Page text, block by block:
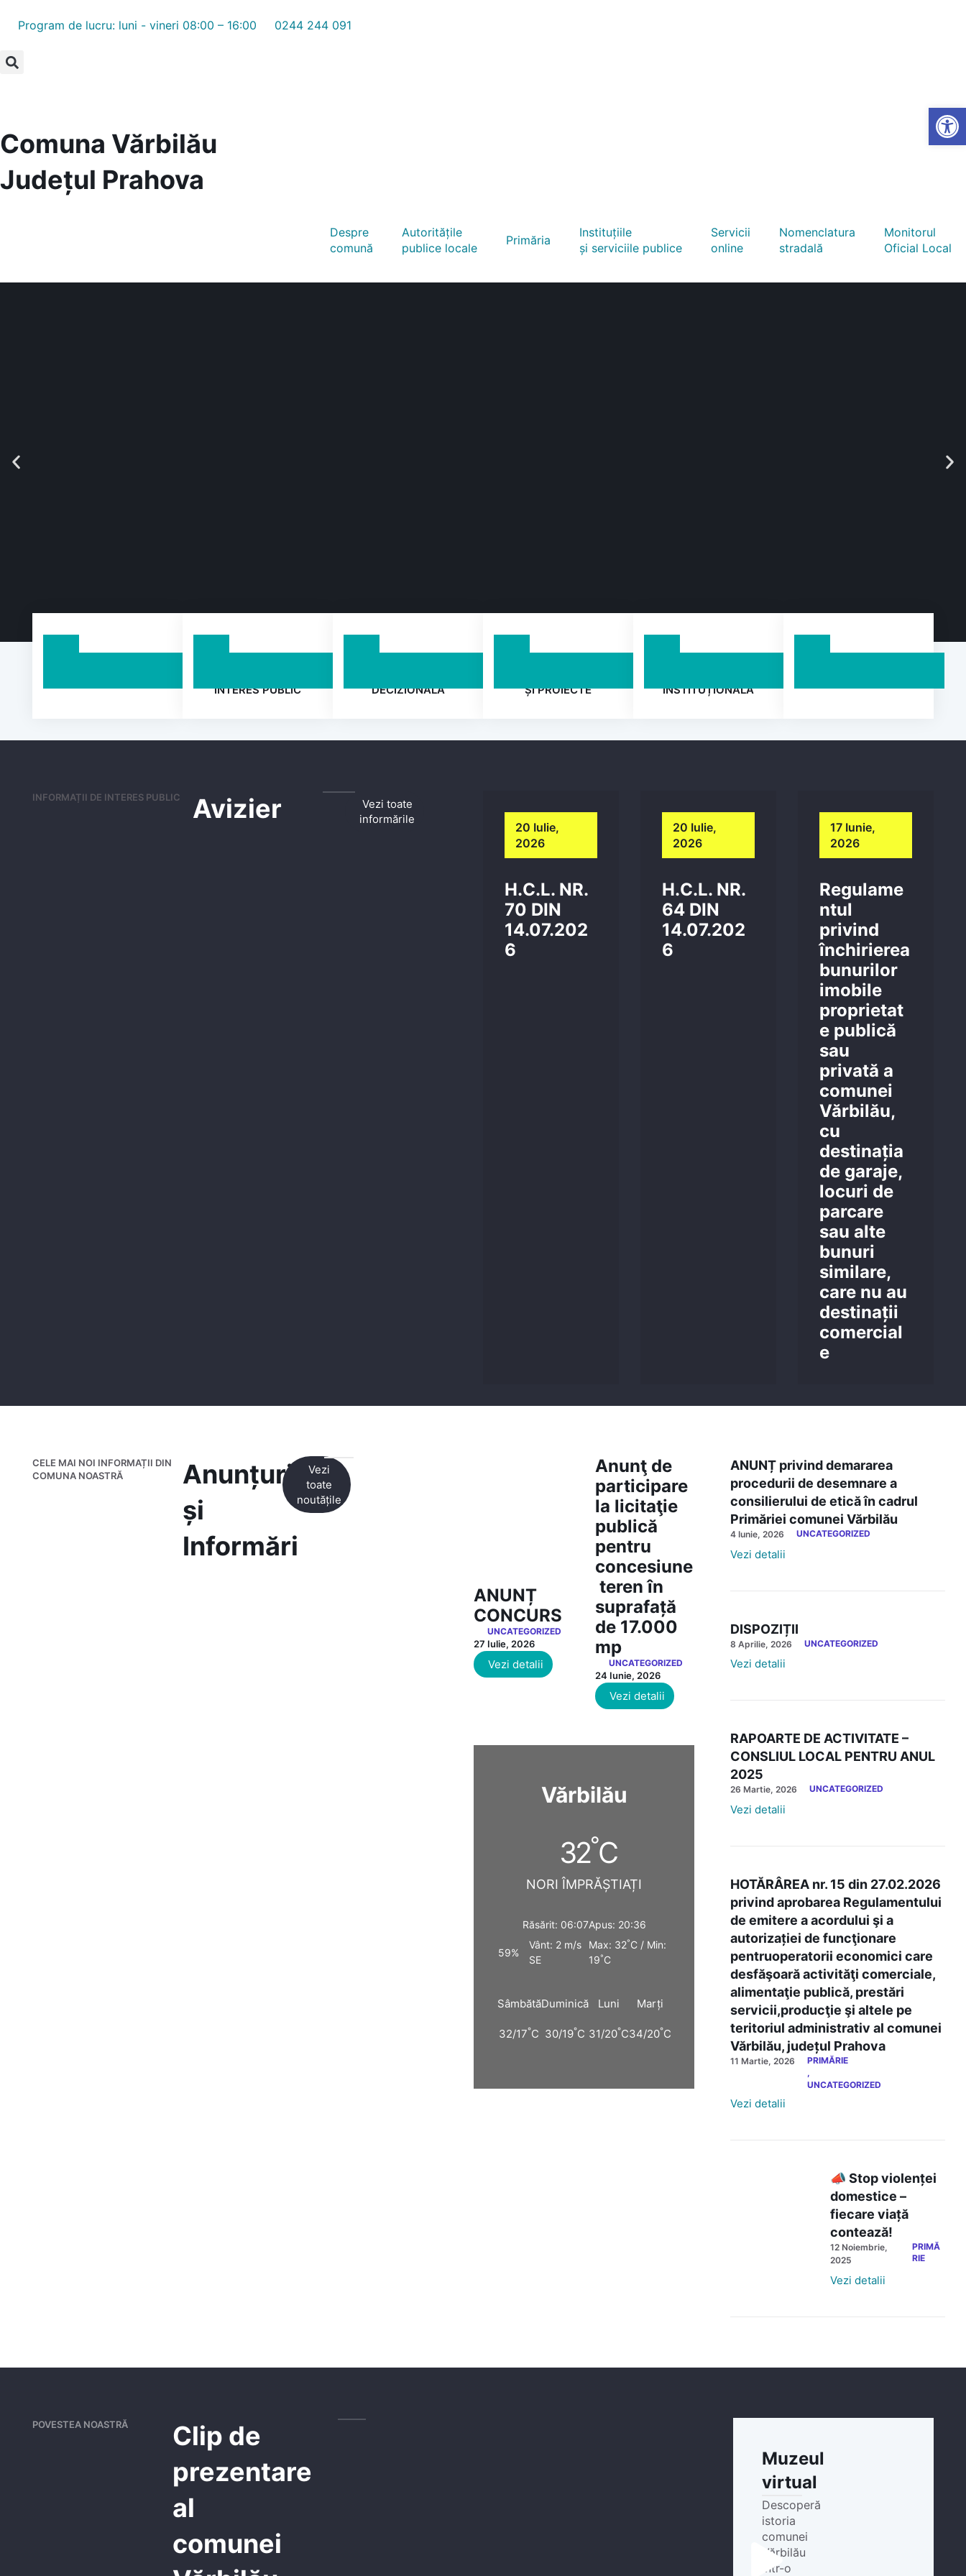
Program de lucru: luni - vineri 08:00 – 16:00 0244 244 091
Comuna Vărbilău
Județul Prahova
Despre
comună
Autoritățile
publice locale
Primăria
Instituțiile
și serviciile publice
Servicii
online
Nomenclatura
stradală
Monitorul
Oficial Local
Comuna
Vărbilău
Prahova
INTERES PUBLIC
DECIZIONALĂ
ȘI PROIECTE
INSTITUȚIONALĂ
INFORMAȚII DE INTERES PUBLIC Avizier
Vezi toate
informările
20 Iulie,
2026
H.C.L. NR.
70 DIN
14.07.202
6
20 Iulie,
2026
H.C.L. NR.
64 DIN
14.07.202
6
17 Iunie,
2026
Regulame
ntul
privind
închirierea
bunurilor
imobile
proprietat
e publică
sau
privată a
comunei
Vărbilău,
cu
destinația
de garaje,
locuri de
parcare
sau alte
bunuri
similare,
care nu au
destinații
comercial
e
CELE MAI NOI INFORMAȚII DIN
COMUNA NOASTRĂ
Anunțuri
și
Informări
Vezi
toate
noutățile
ANUNȚ
CONCURS
UNCATEGORIZED
27 Iulie, 2026
Vezi detalii
Anunţ de
participare
la licitaţie
publică
pentru
concesiune
teren în
suprafață
de 17.000
mp
UNCATEGORIZED
24 Iunie, 2026
Vezi detalii
Vărbilău
32°C
NORI ÎMPRĂȘTIAȚI
Răsărit: 06:07Apus: 20:36
59%
Vânt: 2 m/s
SE
Max: 32°C / Min:
19°C
Sâmbătă
32/17°C
Duminică
30/19°C
Luni
31/20°C
Marți
34/20°C
ANUNȚ privind demararea
procedurii de desemnare a
consilierului de etică în cadrul
Primăriei comunei Vărbilău
4 Iunie, 2026 UNCATEGORIZED
Vezi detalii
DISPOZIȚII
8 Aprilie, 2026 UNCATEGORIZED
Vezi detalii
RAPOARTE DE ACTIVITATE –
CONSLIUL LOCAL PENTRU ANUL
2025
26 Martie, 2026 UNCATEGORIZED
Vezi detalii
HOTĂRÂREA nr. 15 din 27.02.2026
privind aprobarea Regulamentului
de emitere a acordului şi a
autorizației de funcţionare
pentruoperatorii economici care
desfăşoară activităţi comerciale,
alimentaţie publică, prestări
servicii,producţie şi altele pe
teritoriul administrativ al comunei
Vărbilău, județul Prahova
11 Martie, 2026
PRIMĂRIE
,
UNCATEGORIZED
Vezi detalii
📣 Stop violenței
domestice –
fiecare viață
contează!
12 Noiembrie,
2025
PRIMĂ
RIE
Vezi detalii
POVESTEA NOASTRĂ
Clip de
prezentare
al
comunei
Muzeul
virtual
Descoperă
istoria
comunei
Vărbilău
într-o